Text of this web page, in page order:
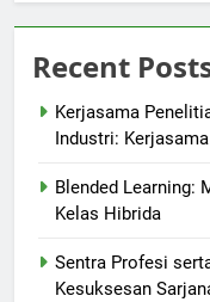
Recent
Kerjasama
Industri:
Blended Learning:
Kelas Hibrida
Sentra Profesi
Kesuksesan